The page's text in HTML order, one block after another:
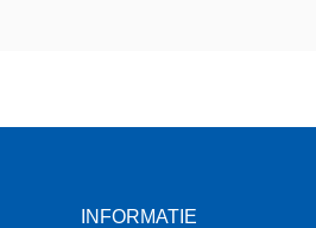
INFORMATIE